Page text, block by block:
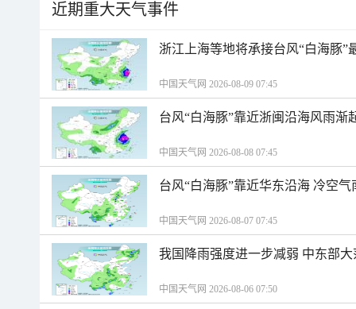
近期重大天气事件
浙江上海等地将承接台风“白海豚”
中国天气网 2026-08-09 07:45
台风“白海豚”靠近浙闽沿海风雨渐
中国天气网 2026-08-08 07:45
台风“白海豚”靠近华东沿海 冷空
中国天气网 2026-08-07 07:45
我国降雨强度进一步减弱 中东部
中国天气网 2026-08-06 07:50